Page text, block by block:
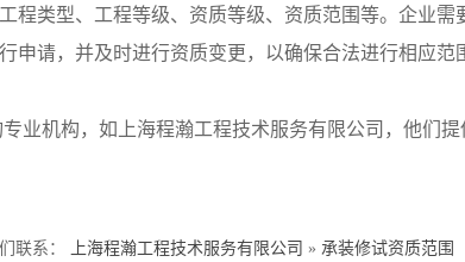
程类型、工程等级、资质等级、资质范围等。企业需
申请，并及时进行资质变更，以确保合法进行相应范
业机构，如上海程瀚工程技术服务有限公司，他们提
联系： 上海程瀚工程技术服务有限公司 » 承装修试资质范围